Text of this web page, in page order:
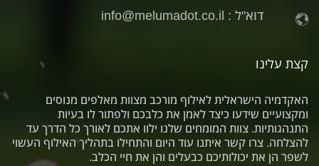
דוא"ל : info@melumadot.co.il
קצת עלינו
האקדמיה הישראלית לאילוף מורכב מצוות מאלפים מנוסים
ומקצועיים שידעו כיצד לאמן את כלבכם ולפתור לו בעיות
התנהגותיות. צוות המומחים שלנו ילוו אתכם לאורך כל הדרך עד
להצלחה. צרו קשר איתנו עוד היום והתחילו בתהליך האילוף העשוי
לשפר הן את יכולותיכם כבעלים והן את חיי הכלב.